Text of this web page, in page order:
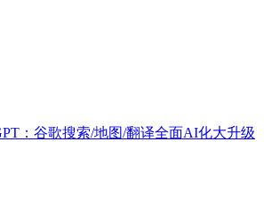
：谷歌搜索/地图/翻译全面AI化大升级